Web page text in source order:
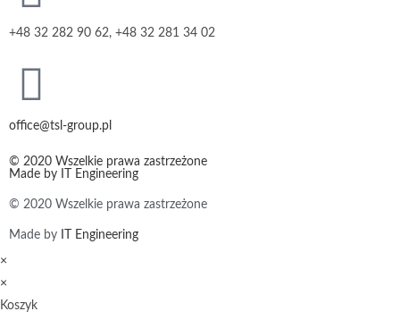
+48 32 282 90 62, +48 32 281 34 02
office@tsl-group.pl
© 2020 Wszelkie prawa zastrzeżone
Made by
IT Engineering
© 2020 Wszelkie prawa zastrzeżone
Made by IT Engineering
×
×
Koszyk